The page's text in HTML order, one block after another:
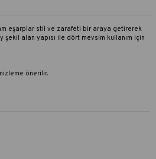
eşarplar stil ve zarafeti bir araya getirerek
şekil alan yapısı ile dört mevsim kullanım için
önerilir.